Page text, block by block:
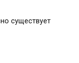
существует